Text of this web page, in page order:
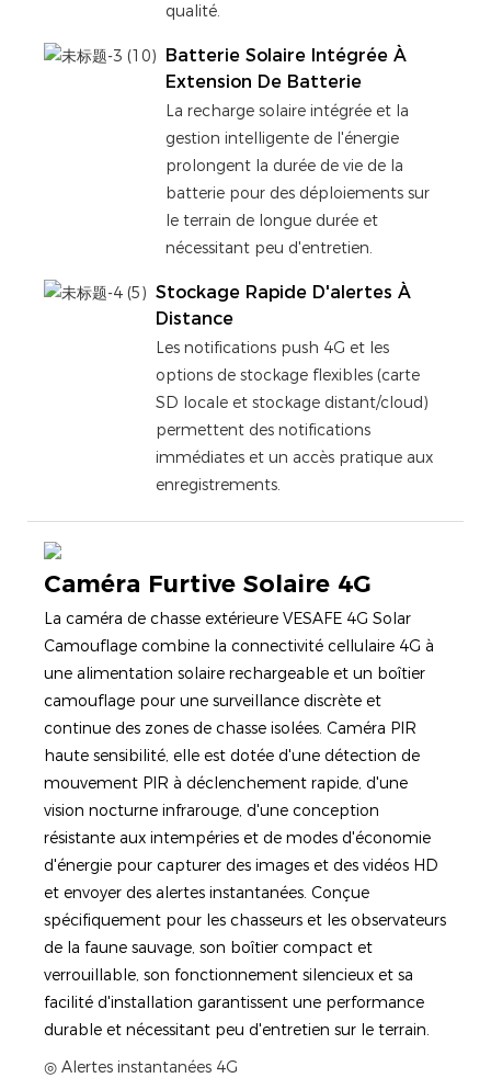
qualité.
Batterie Solaire Intégrée À
Extension De Batterie
La recharge solaire intégrée et la
gestion intelligente de l'énergie
prolongent la durée de vie de la
batterie pour des déploiements sur
le terrain de longue durée et
nécessitant peu d'entretien.
Stockage Rapide D'alertes À
Distance
Les notifications push 4G et les
options de stockage flexibles (carte
SD locale et stockage distant/cloud)
permettent des notifications
immédiates et un accès pratique aux
enregistrements.
Caméra Furtive Solaire 4G
La caméra de chasse extérieure VESAFE 4G Solar
Camouflage combine la connectivité cellulaire 4G à
une alimentation solaire rechargeable et un boîtier
camouflage pour une surveillance discrète et
continue des zones de chasse isolées. Caméra PIR
haute sensibilité, elle est dotée d'une détection de
mouvement PIR à déclenchement rapide, d'une
vision nocturne infrarouge, d'une conception
résistante aux intempéries et de modes d'économie
d'énergie pour capturer des images et des vidéos HD
et envoyer des alertes instantanées. Conçue
spécifiquement pour les chasseurs et les observateurs
de la faune sauvage, son boîtier compact et
verrouillable, son fonctionnement silencieux et sa
facilité d'installation garantissent une performance
durable et nécessitant peu d'entretien sur le terrain.
◎ Alertes instantanées 4G